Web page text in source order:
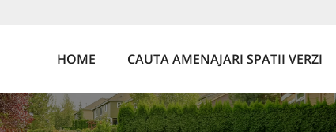
HOME CAUTA AMENAJARI SPATII VERZI